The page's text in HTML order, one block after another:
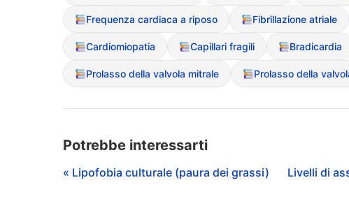
Frequenza cardiaca a riposo Fibrillazione atriale
Cardiomiopatia Capillari fragili Bradicardia
Prolasso della valvola mitrale Prolasso della
Potrebbe interessarti
« Lipofobia culturale (paura dei grassi)
Livelli di